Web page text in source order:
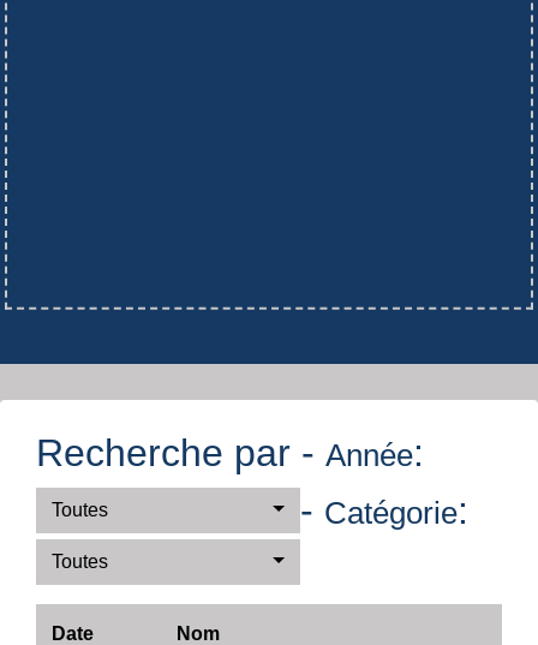
Recherche par - Année:
Toutes - Catégorie:
Toutes
Date Nom